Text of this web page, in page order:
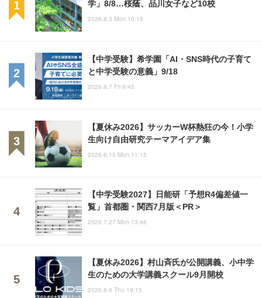
学」8/8…桜蔭、品川女子など10校
2026.8.3 Mon 10:15
【中学受験】希学園「AI・SNS時代の子育て
と中学受験の意義」9/18
2026.8.7 Fri 9:45
【夏休み2026】サッカーW杯熱狂の今！小学
生向け自由研究テーマアイデア集
2026.6.15 Mon 11:15
【中学受験2027】日能研「予想R4偏差値一
覧」首都圏・関西7月版＜PR＞
2026.7.27 Mon 13:46
【夏休み2026】村山斉氏が公開講義、小中学
生のための大学講義スクール9月開校
2026.8.6 Thu 19:15